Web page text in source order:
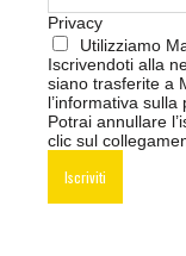
Privacy
Utilizziamo
Iscrivendoti alla
siano trasferite a
l’informativa
Potrai annullare
clic sul